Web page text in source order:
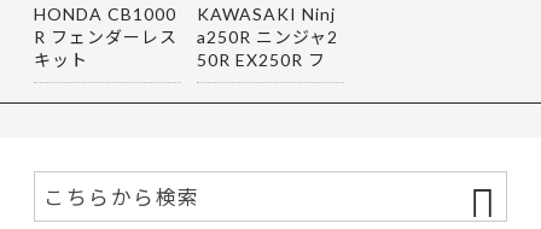
HONDA CB1000
R フェンダーレス
キット
KAWASAKI Ninj
a250R ニンジャ2
50R EX250R フ
ェンダーレス…